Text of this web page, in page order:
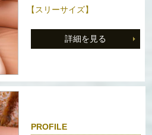
【スリーサイズ】
詳細を見る
PROFILE